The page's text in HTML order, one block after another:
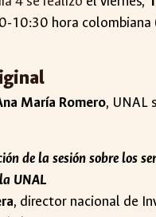
10:30 hora colombiana
María Romero, UNAL
de la sesión sobre los
UNAL
, director nacional de